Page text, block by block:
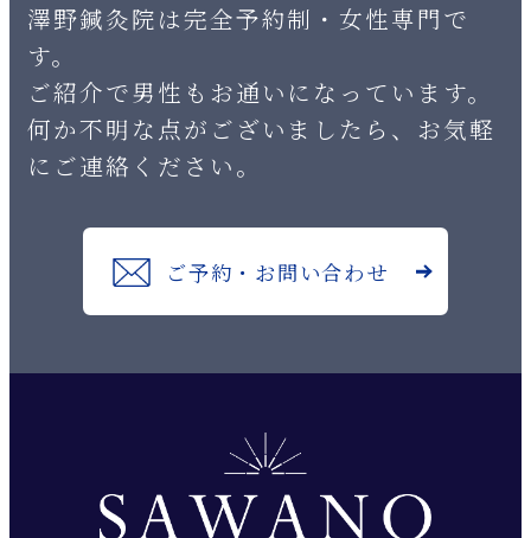
澤野鍼灸院は完全予約制・女性専門で
す。
ご紹介で男性もお通いになっています。
何か不明な点がございましたら、お気軽
にご連絡ください。
ご予約・お問い合わせ